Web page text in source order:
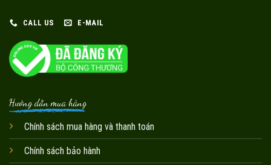
CALL US E-MAIL
Hướng dẫn mua hàng
Chính sách mua hàng và thanh toán
Chính sách bảo hành